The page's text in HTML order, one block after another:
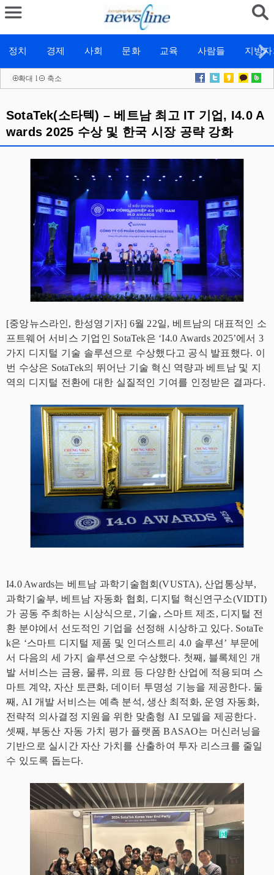
정치 경제 사회 문화 교육 사람들 지방
확대 l 축소
SotaTek(소타텍) – 베트남 최고 IT 기업, I4.0 A
wards 2025 수상 및 한국 시장 공략 강화
[중앙뉴스라인, 한성영기자] 6월 22일, 베트남의 대표적인 소
프트웨어 서비스 기업인 SotaTek은 ‘I4.0 Awards 2025’에서 3
가지 디지털 기술 솔루션으로 수상했다고 공식 발표했다. 이
번 수상은 SotaTek의 뛰어난 기술 혁신 역량과 베트남 및 지
역의 디지털 전환에 대한 실질적인 기여를 인정받은 결과다.
I4.0 Awards는 베트남 과학기술협회(VUSTA), 산업통상부,
과학기술부, 베트남 자동화 협회, 디지털 혁신연구소(VIDTI)
가 공동 주최하는 시상식으로, 기술, 스마트 제조, 디지털 전
환 분야에서 선도적인 기업을 선정해 시상하고 있다. SotaTe
k은 ‘스마트 디지털 제품 및 인더스트리 4.0 솔루션’ 부문에
서 다음의 세 가지 솔루션으로 수상했다. 첫째, 블록체인 개
발 서비스는 금융, 물류, 의료 등 다양한 산업에 적용되며 스
마트 계약, 자산 토큰화, 데이터 투명성 기능을 제공한다. 둘
째, AI 개발 서비스는 예측 분석, 생산 최적화, 운영 자동화,
전략적 의사결정 지원을 위한 맞춤형 AI 모델을 제공한다.
셋째, 부동산 자동 가치 평가 플랫폼 BASAO는 머신러닝을
기반으로 실시간 자산 가치를 산출하여 투자 리스크를 줄일
수 있도록 돕는다.